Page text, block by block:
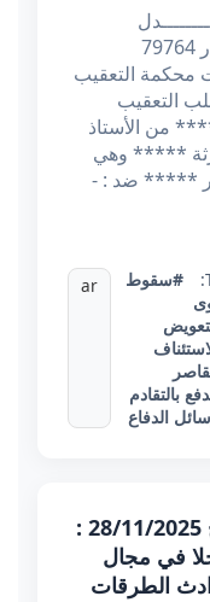
محكمــــــة التعقــيب عـ ـدد القرار 79764
نوفمبر 2025 أصدرت محكمة التعقيب
التعقيب
05 ديسمبر 2024 ***** من الأستاذ
***** وهي
***** ضد : -
#سقوط
بالتقادم
الدفاع
ar
قرار تعقيبي عدد 79718 بتاريخ 28/11/2025 :
في مجال
الطرقات